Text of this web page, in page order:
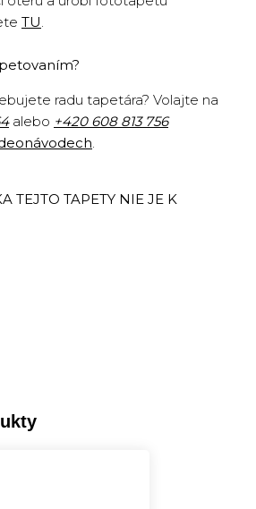
TU.
radu tapetára? Volajte na
alebo +420 608 813 756
.
TEJTO TAPETY NIE JE K